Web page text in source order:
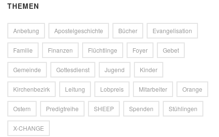
THEMEN
Anbetung Apostelgeschichte Bücher Evangelisation
Familie Finanzen Flüchtlinge Foyer Gebet
Gemeinde Gottesdienst Jugend Kinder
Kirchenbezirk Leitung Lobpreis Mitarbeiter Orange
Ostern Predigtreihe SHEEP Spenden Stühlingen
X-CHANGE